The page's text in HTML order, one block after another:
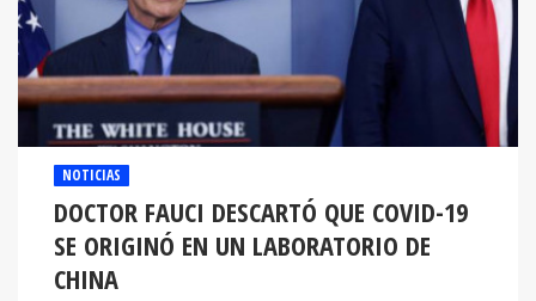
NOTICIAS
DOCTOR FAUCI DESCARTÓ QUE COVID-19
SE ORIGINÓ EN UN LABORATORIO DE
CHINA
El principal epidemiólogo de la Casa Blanca consideró